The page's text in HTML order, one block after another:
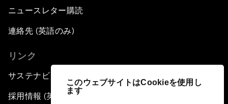
このウェブサイトはCookieを使用し
ます
ニュースレター購読
連絡先 (英語のみ)
リンク
サステナビリティへの取り組み
採用情報 (英語のみ)